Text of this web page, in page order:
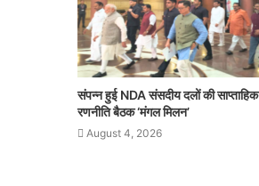
संपन्न हुई NDA संसदीय दलों की साप्ताहिक
रणनीति बैठक ‘मंगल मिलन’
August 4, 2026